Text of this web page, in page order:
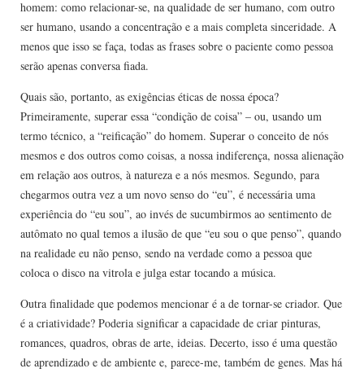
homem: como relacionar-se, na qualidade de ser humano, com outro
ser humano, usando a concentração e a mais completa sinceridade. A
menos que isso se faça, todas as frases sobre o paciente como pessoa
serão apenas conversa fiada.
Quais são, portanto, as exigências éticas de nossa época?
Primeiramente, superar essa “condição de coisa” – ou, usando um
termo técnico, a “reificação” do homem. Superar o conceito de nós
mesmos e dos outros como coisas, a nossa indiferença, nossa alienação
em relação aos outros, à natureza e a nós mesmos. Segundo, para
chegarmos outra vez a um novo senso do “eu”, é necessária uma
experiência do “eu sou”, ao invés de sucumbirmos ao sentimento de
autômato no qual temos a ilusão de que “eu sou o que penso”, quando
na realidade eu não penso, sendo na verdade como a pessoa que
coloca o disco na vitrola e julga estar tocando a música.
Outra finalidade que podemos mencionar é a de tornar-se criador. Que
é a criatividade? Poderia significar a capacidade de criar pinturas,
romances, quadros, obras de arte, ideias. Decerto, isso é uma questão
de aprendizado e de ambiente e, parece-me, também de genes. Mas há